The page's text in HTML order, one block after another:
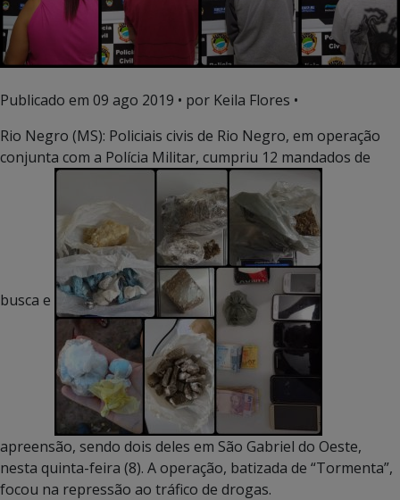
Publicado em 09 ago 2019 • por Keila Flores •
Rio Negro (MS): Policiais civis de Rio Negro, em operação
conjunta com a Polícia Militar, cumpriu 12 mandados de
busca e
apreensão, sendo dois deles em São Gabriel do Oeste,
nesta quinta-feira (8). A operação, batizada de “Tormenta”,
focou na repressão ao tráfico de drogas.